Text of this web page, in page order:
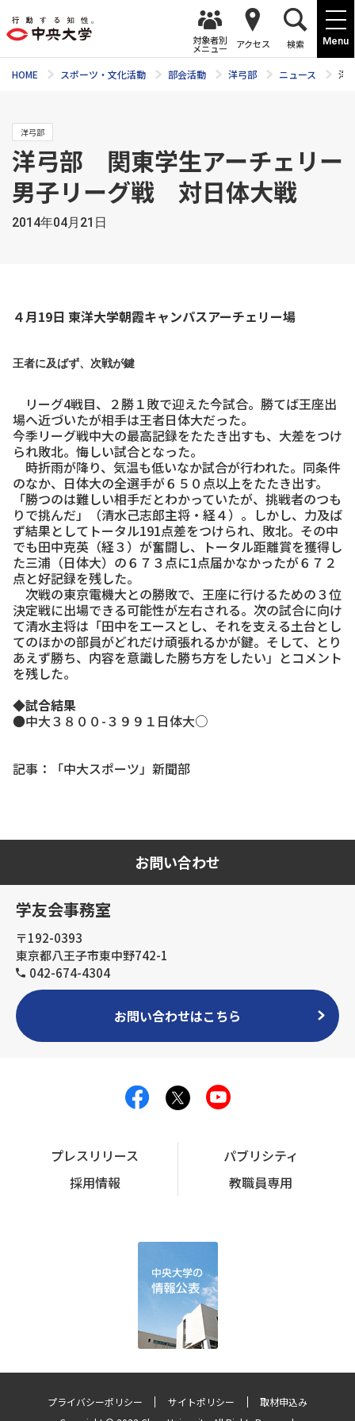
Menu
対象者別
メニュー アクセス 検索
HOME スポーツ・文化活動 部会活動 洋弓部 ニュース 洋
洋弓部
洋弓部 関東学生アーチェリー
男子リーグ戦 対日体大戦
2014年04月21日
４月19日 東洋大学朝霞キャンパスアーチェリー場
王者に及ばず、次戦が鍵
リーグ4戦目、２勝１敗で迎えた今試合。勝てば王座出
場へ近づいたが相手は王者日体大だった。
今季リーグ戦中大の最高記録をたたき出すも、大差をつけ
られ敗北。悔しい試合となった。
時折雨が降り、気温も低いなか試合が行われた。同条件
のなか、日体大の全選手が６５０点以上をたたき出す。
「勝つのは難しい相手だとわかっていたが、挑戦者のつも
りで挑んだ」（清水己志郎主将・経４）。しかし、力及ば
ず結果としてトータル191点差をつけられ、敗北。その中
でも田中克英（経３）が奮闘し、トータル距離賞を獲得し
た三浦（日体大）の６７３点に1点届かなかったが６７２
点と好記録を残した。
次戦の東京電機大との勝敗で、王座に行けるための３位
決定戦に出場できる可能性が左右される。次の試合に向け
て清水主将は「田中をエースとし、それを支える土台とし
てのほかの部員がどれだけ頑張れるかが鍵。そして、とり
あえず勝ち、内容を意識した勝ち方をしたい」とコメント
を残した。
◆試合結果
●中大３８００-３９９１日体大○
記事：「中大スポーツ」新聞部
お問い合わせ
学友会事務室
〒192-0393
東京都八王子市東中野742-1
042-674-4304
お問い合わせはこちら
プレスリリース
パブリシティ
採用情報
教職員専用
プライバシーポリシー サイトポリシー
取材申込み